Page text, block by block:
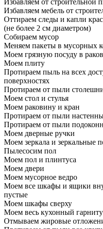
Избавляем от строительной
Избавляем мебель от
Оттираем следы и капли
(не более 2 см диаметром)
Собираем мусор
Меняем пакеты в мусорных
Моем грязную посуду в
Моем плиту
Протираем пыль на всех
поверхностях
Протираем от пыли
Моем стол и стулья
Моем раковину и кран
Протираем от пыли
Протираем от пыли
Моем дверные ручки
Моем зеркала и зеркальные
Пылесосим пол
Моем пол и плинтуса
Моем двери
Моем мусорное ведро
Моем все шкафы и ящики
пустые
Моем шкафы сверху
Моем весь кухонный
Отмываем жировые